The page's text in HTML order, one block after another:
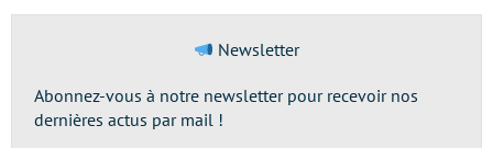
Newsletter
Abonnez-vous à notre newsletter pour recevoir nos
dernières actus par mail !